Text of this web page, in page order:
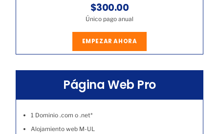
$300.00
Único pago anual
EMPEZAR AHORA
Página Web Pro
1 Dominio .com o .net*
Alojamiento web M-UL